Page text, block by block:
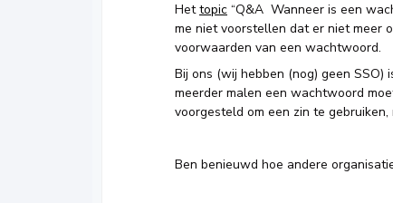
Hettopic “Q&A Wanneer is een
me niet voorstellen dat er niet meer
voorwaarden van een wachtwoord.
Bij ons (wij hebben (nog) geen
meerder malen een wachtwoord
voorgesteld om een zin te
Ben benieuwd hoe andere